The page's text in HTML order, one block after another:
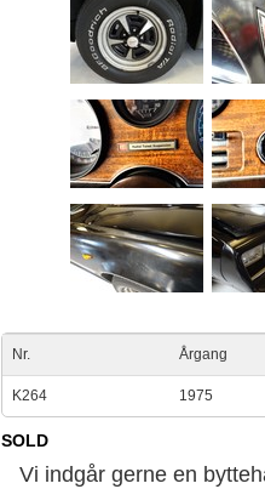
Nr. Årgang
K264 1975
SOLD
Vi indgår gerne en